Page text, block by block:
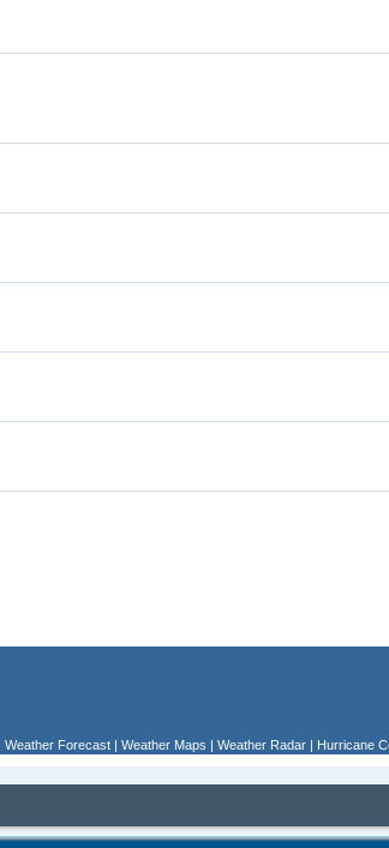
Weather Forecast | Weather Maps | Weather Radar | Hurricane